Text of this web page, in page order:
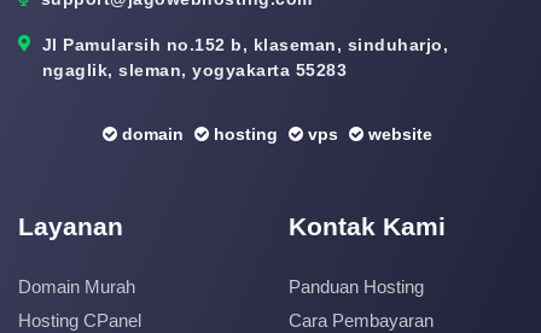
Jl Pamularsih no.152 b, klaseman, sinduharjo,
ngaglik, sleman, yogyakarta 55283
domain hosting vps website
Layanan
Domain Murah
Hosting CPanel
Kontak Kami
Panduan Hosting
Cara Pembayaran